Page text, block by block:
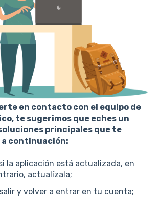
en contacto con el equipo de
te sugerimos que eches un
principales que te
continuación:
la aplicación está actualizada, en
actualízala;
y volver a entrar en tu cuenta;